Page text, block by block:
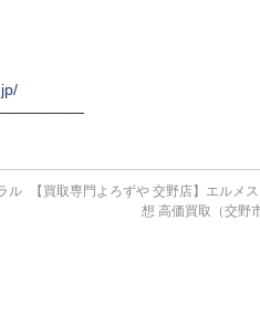
ル
【買取専門よろずや 交野店】エルメ
想 高価買取（交野